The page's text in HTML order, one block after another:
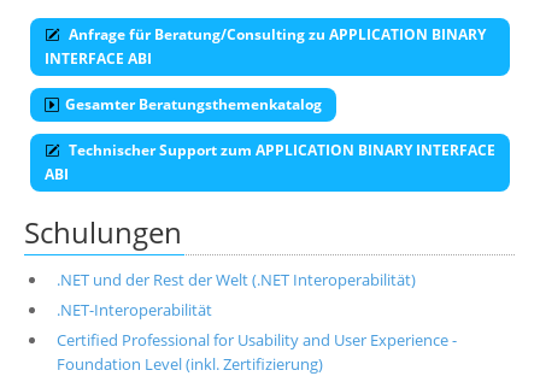
Anfrage für Beratung/Consulting zu APPLICATION BINARY
INTERFACE ABI
Gesamter Beratungsthemenkatalog
Technischer Support zum APPLICATION BINARY INTERFACE
ABI
Schulungen
.NET und der Rest der Welt (.NET Interoperabilität)
.NET-Interoperabilität
Certified Professional for Usability and User Experience -
Foundation Level (inkl. Zertifizierung)